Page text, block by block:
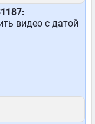
видео с датой